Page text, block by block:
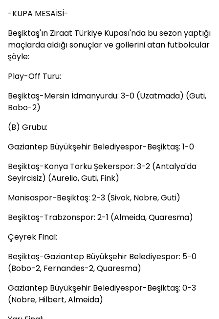
-KUPA MESAİSİ-
Beşiktaş'ın Ziraat Türkiye Kupası'nda bu sezon yaptığı
maçlarda aldığı sonuçlar ve gollerini atan futbolcular
şöyle:
Play-Off Turu:
Beşiktaş-Mersin İdmanyurdu: 3-0 (Uzatmada) (Guti,
Bobo-2)
(B) Grubu:
Gaziantep Büyükşehir Belediyespor-Beşiktaş: 1-0
Beşiktaş-Konya Torku Şekerspor: 3-2 (Antalya'da
Seyircisiz) (Aurelio, Guti, Fink)
Manisaspor-Beşiktaş: 2-3 (Sivok, Nobre, Guti)
Beşiktaş-Trabzonspor: 2-1 (Almeida, Quaresma)
Çeyrek Final:
Beşiktaş-Gaziantep Büyükşehir Belediyespor: 5-0
(Bobo-2, Fernandes-2, Quaresma)
Gaziantep Büyükşehir Belediyespor-Beşiktaş: 0-3
(Nobre, Hilbert, Almeida)